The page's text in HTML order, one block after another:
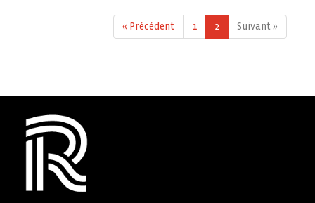
« Précédent 1 2 Suivant »